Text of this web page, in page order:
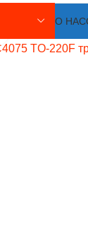
О НАС
Нажмите,